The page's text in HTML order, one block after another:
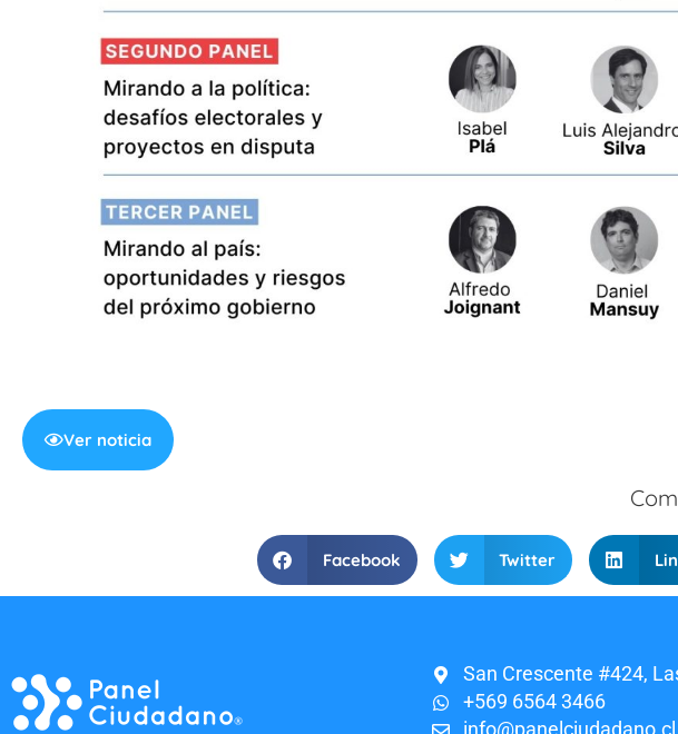
Ver noticia
Facebook Twitter
San Crescente #424,
+569 6564 3466